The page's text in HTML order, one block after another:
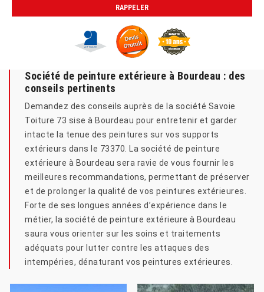
Société de peinture extérieure à Bourdeau : des
conseils pertinents
Demandez des conseils auprès de la société Savoie
Toiture 73 sise à Bourdeau pour entretenir et garder
intacte la tenue des peintures sur vos supports
extérieurs dans le 73370. La société de peinture
extérieure à Bourdeau sera ravie de vous fournir les
meilleures recommandations, permettant de préserver
et de prolonger la qualité de vos peintures extérieures.
Forte de ses longues années d’expérience dans le
métier, la société de peinture extérieure à Bourdeau
saura vous orienter sur les soins et traitements
adéquats pour lutter contre les attaques des
intempéries, dénaturant vos peintures extérieures.